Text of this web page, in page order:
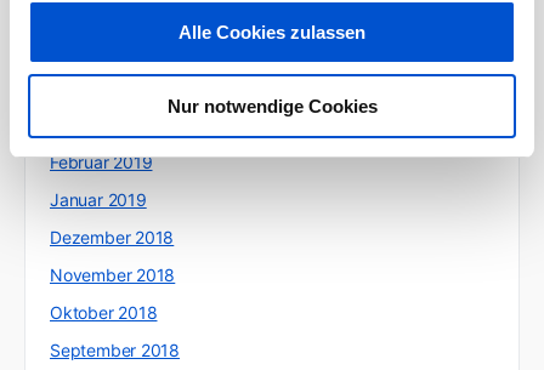
Alle Cookies zulassen
Nur notwendige Cookies
Februar 2019
Januar 2019
Dezember 2018
November 2018
Oktober 2018
September 2018